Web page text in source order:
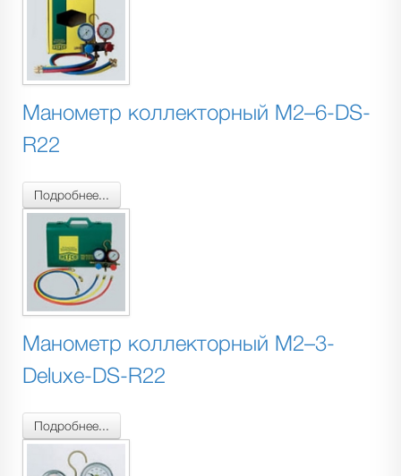
Манометр коллекторный M2–6-DS-
R22
Подробнее...
Манометр коллекторный M2–3-
Deluxe-DS-R22
Подробнее...